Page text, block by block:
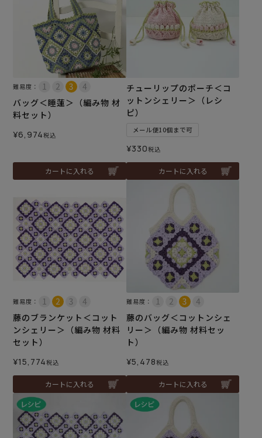
難易度：
バッグ＜睡蓮＞（編み物 材
料セット）
¥6,974税込
カートに入れる
チューリップのポーチ＜コ
ットンシェリー＞（レシ
ピ）
メール便10個まで可
¥330税込
カートに入れる
難易度：
藤のブランケット＜コット
ンシェリー＞（編み物 材料
セット）
¥15,774税込
カートに入れる
難易度：
藤のバッグ＜コットンシェ
リー＞（編み物 材料セッ
ト）
¥5,478税込
カートに入れる